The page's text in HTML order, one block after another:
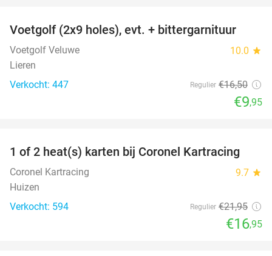
40%
Voetgolf (2x9 holes), evt. + bittergarnituur
Voetgolf Veluwe 10.0 star
Lieren
Verkocht: 447
Regulier €16,50
€9,95
23%
1 of 2 heat(s) karten bij Coronel Kartracing
Coronel Kartracing 9.7 star
Huizen
Verkocht: 594
Regulier €21,95
€16,95